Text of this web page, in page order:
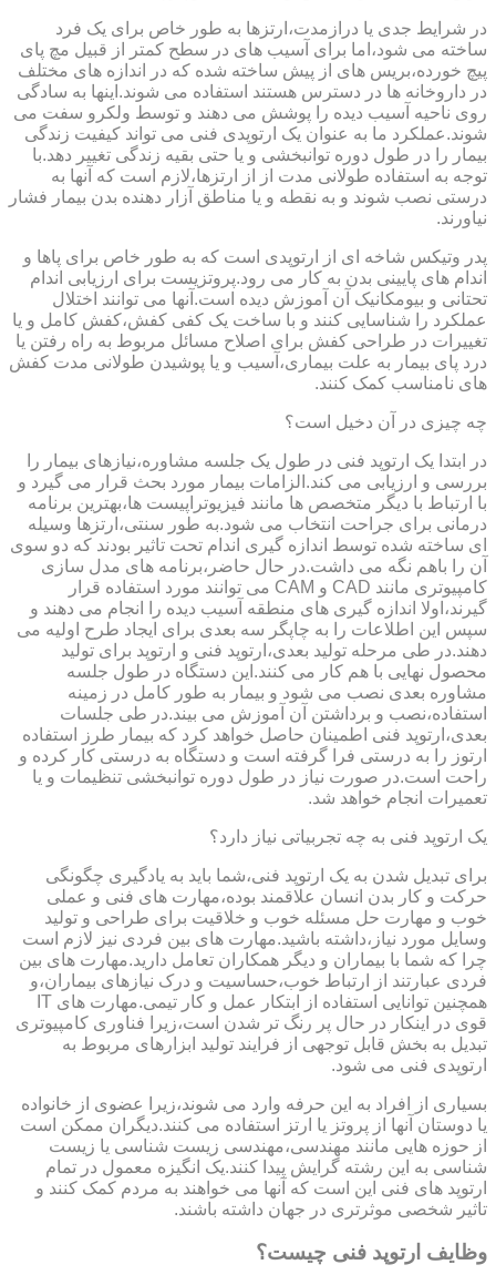
در شرایط جدی یا درازمدت،ارتزها به طور خاص برای یک فرد
ساخته می شود،اما برای آسیب های در سطح کمتر از قبیل مچ پای
پیچ خورده،بریس های از پیش ساخته شده که در اندازه های مختلف
در داروخانه ها در دسترس هستند استفاده می شوند.اینها به سادگی
روی ناحیه آسیب دیده را پوشش می دهند و توسط ولکرو سفت می
شوند.عملکرد ما به عنوان یک ارتوپدی فنی می تواند کیفیت زندگی
بیمار را در طول دوره توانبخشی و یا حتی بقیه زندگی تغییر دهد.با
توجه به استفاده طولانی مدت از از ارتزها،لازم است که آنها به
درستی نصب شوند و به نقطه و یا مناطق آزار دهنده بدن بیمار فشار
نیاورند.
پدر وتیکس شاخه ای از ارتوپدی است که به طور خاص برای پاها و
اندام های پایینی بدن به کار می رود.پروتزیست برای ارزیابی اندام
تحتانی و بیومکانیک آن آموزش دیده است.آنها می توانند اختلال
عملکرد را شناسایی کنند و با ساخت یک کفی کفش،کفش کامل و یا
تغییرات در طراحی کفش برای اصلاح مسائل مربوط به راه رفتن یا
درد پای بیمار به علت بیماری،آسیب و یا پوشیدن طولانی مدت کفش
های نامناسب کمک کنند.
چه چیزی در آن دخیل است؟
در ابتدا یک ارتوپد فنی در طول یک جلسه مشاوره،نیازهای بیمار را
بررسی و ارزیابی می کند.الزامات بیمار مورد بحث قرار می گیرد و
با ارتباط با دیگر متخصص ها مانند فیزیوتراپیست ها،بهترین برنامه
درمانی برای جراحت انتخاب می شود.به طور سنتی،ارتزها وسیله
ای ساخته شده توسط اندازه گیری اندام تحت تاثیر بودند که دو سوی
آن را باهم نگه می داشت.در حال حاضر،برنامه های مدل سازی
کامپیوتری مانند CAD و CAM می توانند مورد استفاده قرار
گیرند،اولا اندازه گیری های منطقه آسیب دیده را انجام می دهند و
سپس این اطلاعات را به چاپگر سه بعدی برای ایجاد طرح اولیه می
دهند.در طی مرحله تولید بعدی،ارتوپد فنی و ارتوپد برای تولید
محصول نهایی با هم کار می کنند.این دستگاه در طول جلسه
مشاوره بعدی نصب می شود و بیمار به طور کامل در زمینه
استفاده،نصب و برداشتن آن آموزش می بیند.در طی جلسات
بعدی،ارتوپد فنی اطمینان حاصل خواهد کرد که بیمار طرز استفاده
ارتوز را به درستی فرا گرفته است و دستگاه به درستی کار کرده و
راحت است.در صورت نیاز در طول دوره توانبخشی تنظیمات و یا
تعمیرات انجام خواهد شد.
یک ارتوپد فنی به چه تجربیاتی نیاز دارد؟
برای تبدیل شدن به یک ارتوپد فنی،شما باید به یادگیری چگونگی
حرکت و کار بدن انسان علاقمند بوده،مهارت های فنی و عملی
خوب و مهارت حل مسئله خوب و خلاقیت برای طراحی و تولید
وسایل مورد نیاز،داشته باشید.مهارت های بین فردی نیز لازم است
چرا که شما با بیماران و دیگر همکاران تعامل دارید.مهارت های بین
فردی عبارتند از ارتباط خوب،حساسیت و درک نیازهای بیماران،و
همچنین توانایی استفاده از ابتکار عمل و کار تیمی.مهارت های IT
قوی در اینکار در حال پر رنگ تر شدن است،زیرا فناوری کامپیوتری
تبدیل به بخش قابل توجهی از فرایند تولید ابزارهای مربوط به
ارتوپدی فنی می شود.
بسیاری از افراد به این حرفه وارد می شوند،زیرا عضوی از خانواده
یا دوستان آنها از پروتز یا ارتز استفاده می کنند.دیگران ممکن است
از حوزه هایی مانند مهندسی،مهندسی زیست شناسی یا زیست
شناسی به این رشته گرایش پیدا کنند.یک انگیزه معمول در تمام
ارتوپد های فنی این است که آنها می خواهند به مردم کمک کنند و
تاثیر شخصی موثرتری در جهان داشته باشند.
وظایف ارتوپد فنی چیست؟